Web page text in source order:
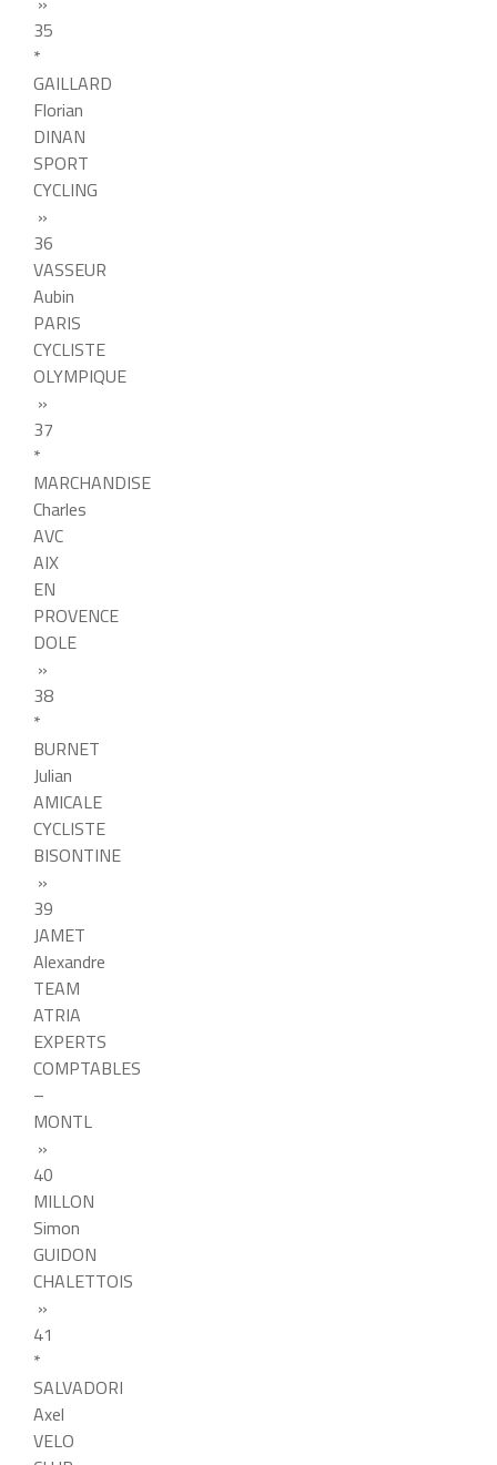
35
*
GAILLARD
Florian
DINAN
SPORT
CYCLING
»
36
VASSEUR
Aubin
PARIS
CYCLISTE
OLYMPIQUE
»
37
*
MARCHANDISE
Charles
AVC
AIX
EN
PROVENCE
DOLE
»
38
*
BURNET
Julian
AMICALE
CYCLISTE
BISONTINE
»
39
JAMET
Alexandre
TEAM
ATRIA
EXPERTS
COMPTABLES
–
MONTL
»
40
MILLON
Simon
GUIDON
CHALETTOIS
»
41
*
SALVADORI
Axel
VELO